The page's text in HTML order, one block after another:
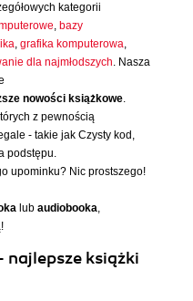
kategorii
, bazy
, grafika komputerowa,
dla najmłodszych. Nasza
nowości książkowe.
z pewnością
- takie jak Czysty kod,
podstępu.
upominku? Nic prostszego!
lub audiobooka,
książki